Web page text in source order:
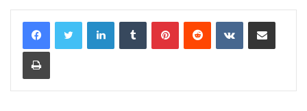
LinkedInTumblr PinterestReddit VKontakteShare via Email
Print